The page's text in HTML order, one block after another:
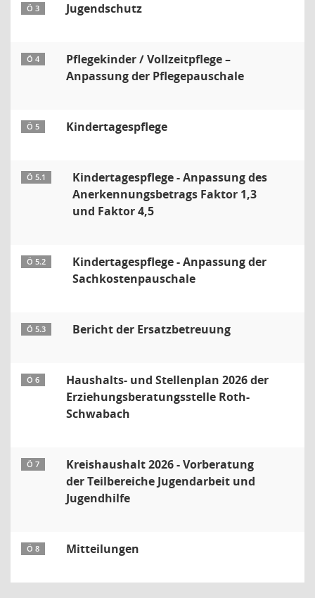
Ö 3 Jugendschutz
Ö 4
Pflegekinder / Vollzeitpflege –
Anpassung der Pflegepauschale
Ö 5 Kindertagespflege
Ö 5.1
Kindertagespflege - Anpassung des
Anerkennungsbetrags Faktor 1,3
und Faktor 4,5
Ö 5.2
Kindertagespflege - Anpassung der
Sachkostenpauschale
Ö 5.3 Bericht der Ersatzbetreuung
Ö 6
Haushalts- und Stellenplan 2026 der
Erziehungsberatungsstelle Roth-
Schwabach
Ö 7
Kreishaushalt 2026 - Vorberatung
der Teilbereiche Jugendarbeit und
Jugendhilfe
Ö 8 Mitteilungen